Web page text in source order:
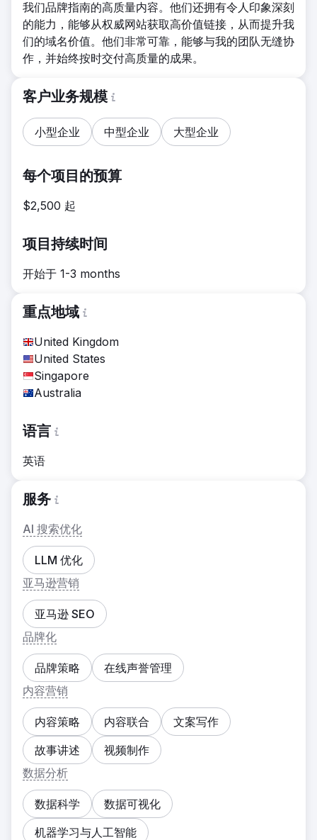
我们品牌指南的高质量内容。他们还拥有令人印象深刻
的能力，能够从权威网站获取高价值链接，从而提升我
们的域名价值。他们非常可靠，能够与我的团队无缝协
作，并始终按时交付高质量的成果。
客户业务规模
小型企业 中型企业 大型企业
每个项目的预算
$2,500 起
项目持续时间
开始于 1-3 months
重点地域
United Kingdom
United States
Singapore
Australia
语言
英语
服务
AI 搜索优化
LLM 优化
亚马逊营销
亚马逊 SEO
品牌化
品牌策略
在线声誉管理
内容营销
内容策略 内容联合
文案写作
故事讲述
视频制作
数据分析
数据科学
数据可视化
机器学习与人工智能